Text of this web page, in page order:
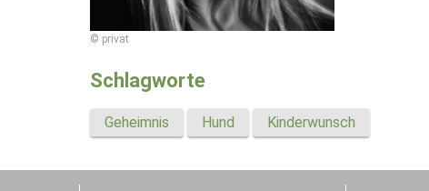
© privat
Schlagworte
Geheimnis Hund Kinderwunsch